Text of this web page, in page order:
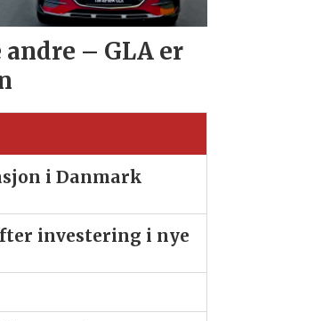
andre – GLA er
i Danmark
investering i nye